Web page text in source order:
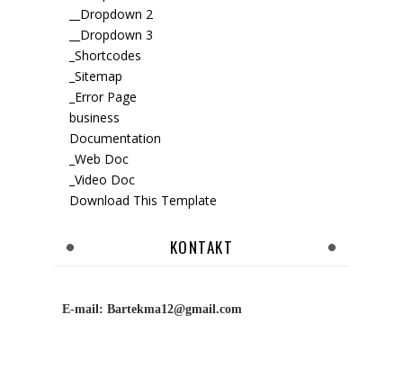
__Dropdown 2
__Dropdown 3
_Shortcodes
_Sitemap
_Error Page
business
Documentation
_Web Doc
_Video Doc
Download This Template
KONTAKT
E-mail: Bartekma12@gmail.com